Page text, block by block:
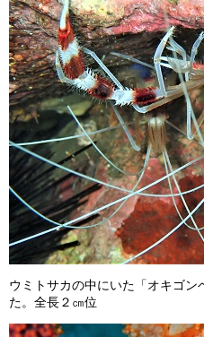
ウミトサカの中にいた「オキゴン
た。全長２㎝位